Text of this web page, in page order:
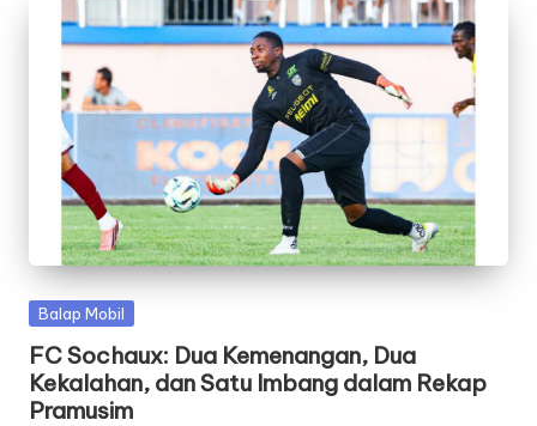
Posted
Balap Mobil
FC Sochaux: Dua Kemenangan, Dua
Kekalahan, dan Satu Imbang dalam Rekap
Pramusim